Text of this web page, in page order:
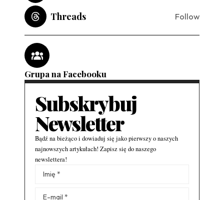
Threads Follow
Grupa na Facebooku
Subskrybuj
Newsletter
Bądź na bieżąco i dowiaduj się jako pierwszy o naszych
najnowszych artykułach! Zapisz się do naszego
newslettera!
Alternative: